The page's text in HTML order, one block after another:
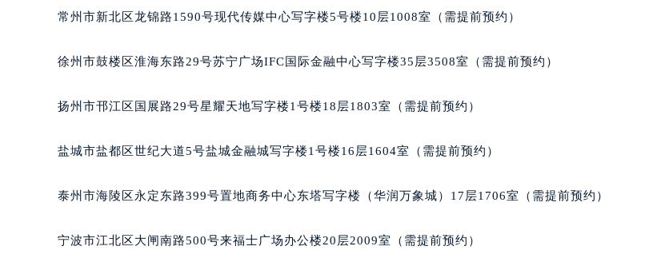
黑龙江省大庆市萨尔图区会战大街雷达售后服务中心（需提前预约）
黑龙江省黑河市爱辉区中央街雷达售后服务中心（需提前预约）
黑龙江省佳木斯市向阳区长安路雷达售后服务中心（需提前预约）
黑龙江省七台河市桃山区大同街雷达售后服务中心（需提前预约）
黑龙江省双鸭山市尖山区新兴大街雷达售后服务中心（需提前预约）
黑龙江省伊春市伊美区通河路雷达售后服务中心（需提前预约）
常州市新北区龙锦路1590号现代传媒中心写字楼5号楼10层1008室（需提前预约）
徐州市鼓楼区淮海东路29号苏宁广场IFC国际金融中心写字楼35层3508室（需提前预约）
扬州市邗江区国展路29号星耀天地写字楼1号楼18层1803室（需提前预约）
盐城市盐都区世纪大道5号盐城金融城写字楼1号楼16层1604室（需提前预约）
泰州市海陵区永定东路399号置地商务中心东塔写字楼（华润万象城）17层1706室（需提前预约）
宁波市江北区大闸南路500号来福士广场办公楼20层2009室（需提前预约）